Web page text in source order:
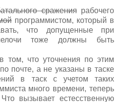
сражениярабочего
программистом, который в
что допущенные при
тоже должны быть
том, что уточнения по этим
почте, а не указаны в таске
в таск с учетом таких
много времени, теперь
вызывает естесственную